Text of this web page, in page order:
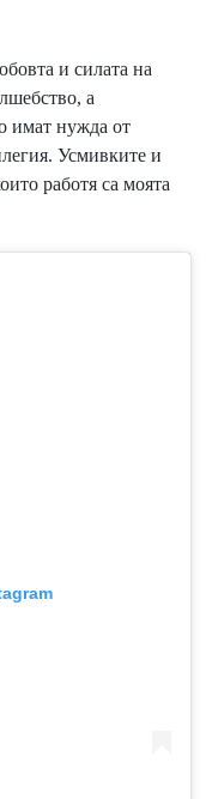
и силата на
а
имат нужда от
Усмивките и
работя са моята